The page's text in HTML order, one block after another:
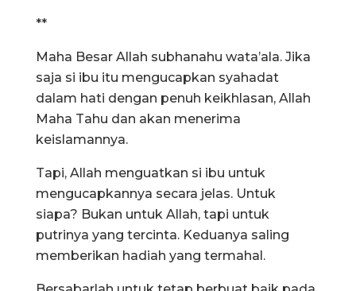
**
Maha Besar Allah subhanahu wata’ala. Jika
saja si ibu itu mengucapkan syahadat
dalam hati dengan penuh keikhlasan, Allah
Maha Tahu dan akan menerima
keislamannya.
Tapi, Allah menguatkan si ibu untuk
mengucapkannya secara jelas. Untuk
siapa? Bukan untuk Allah, tapi untuk
putrinya yang tercinta. Keduanya saling
memberikan hadiah yang termahal.